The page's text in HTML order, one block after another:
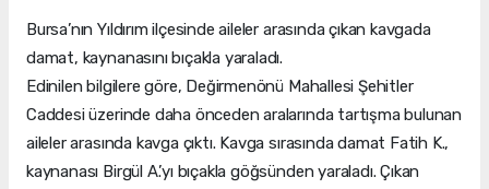
Bursa’nın Yıldırım ilçesinde aileler arasında çıkan kavgada
damat, kaynanasını bıçakla yaraladı.
Edinilen bilgilere göre, Değirmenönü Mahallesi Şehitler
Caddesi üzerinde daha önceden aralarında tartışma bulunan
aileler arasında kavga çıktı. Kavga sırasında damat Fatih K.,
kaynanası Birgül A.’yı bıçakla göğsünden yaraladı. Çıkan